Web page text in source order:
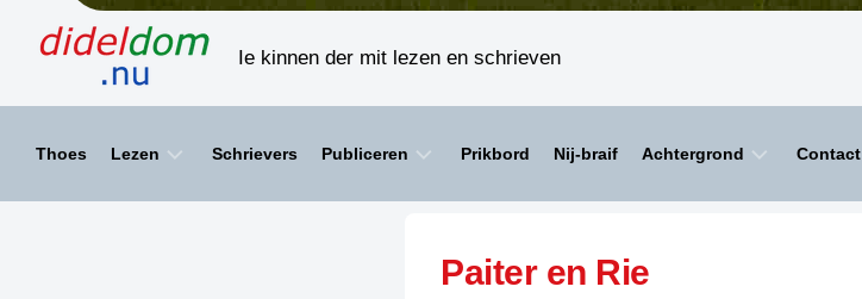
Ie kinnen der mit lezen en schrieven
Thoes Lezen
HAIKU’S
BIENOAMEN
Schrievers Publiceren
SPELLENSCONTROLE
Prikbord Nij-braif Achtergrond Contact
Paiter en Rie